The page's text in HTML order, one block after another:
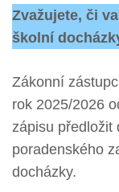
Zvažujete, či
školní
Zákonní
rok 2025/2026
zápisu předložit
poradenského
docházky.